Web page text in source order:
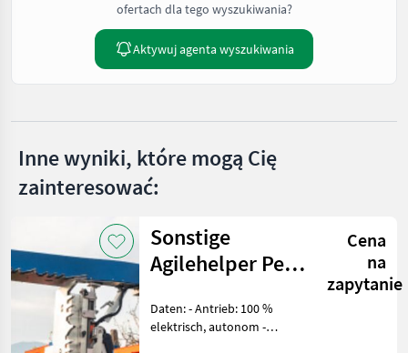
ofertach dla tego wyszukiwania?
Aktywuj agenta wyszukiwania
Inne wyniki, które mogą Cię
zainteresować:
Sonstige
Agilehelper PeK
Cena
na
zapytanie
Daten: - Antrieb: 100 %
elektrisch, autonom -